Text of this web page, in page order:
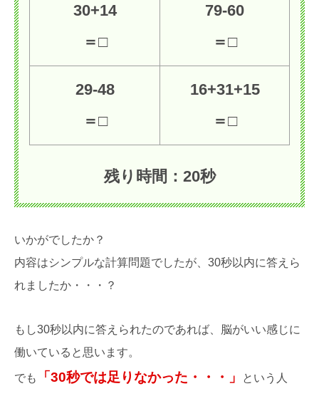
30+14
＝□
79-60
＝□
29-48
＝□
16+31+15
＝□
残り時間： 18秒
いかがでしたか？
内容はシンプルな計算問題でしたが、30秒以内に答えら
れましたか・・・？
もし30秒以内に答えられたのであれば、脳がいい感じに
働いていると思います。
でも 「30秒では足りなかった・・・」
という人